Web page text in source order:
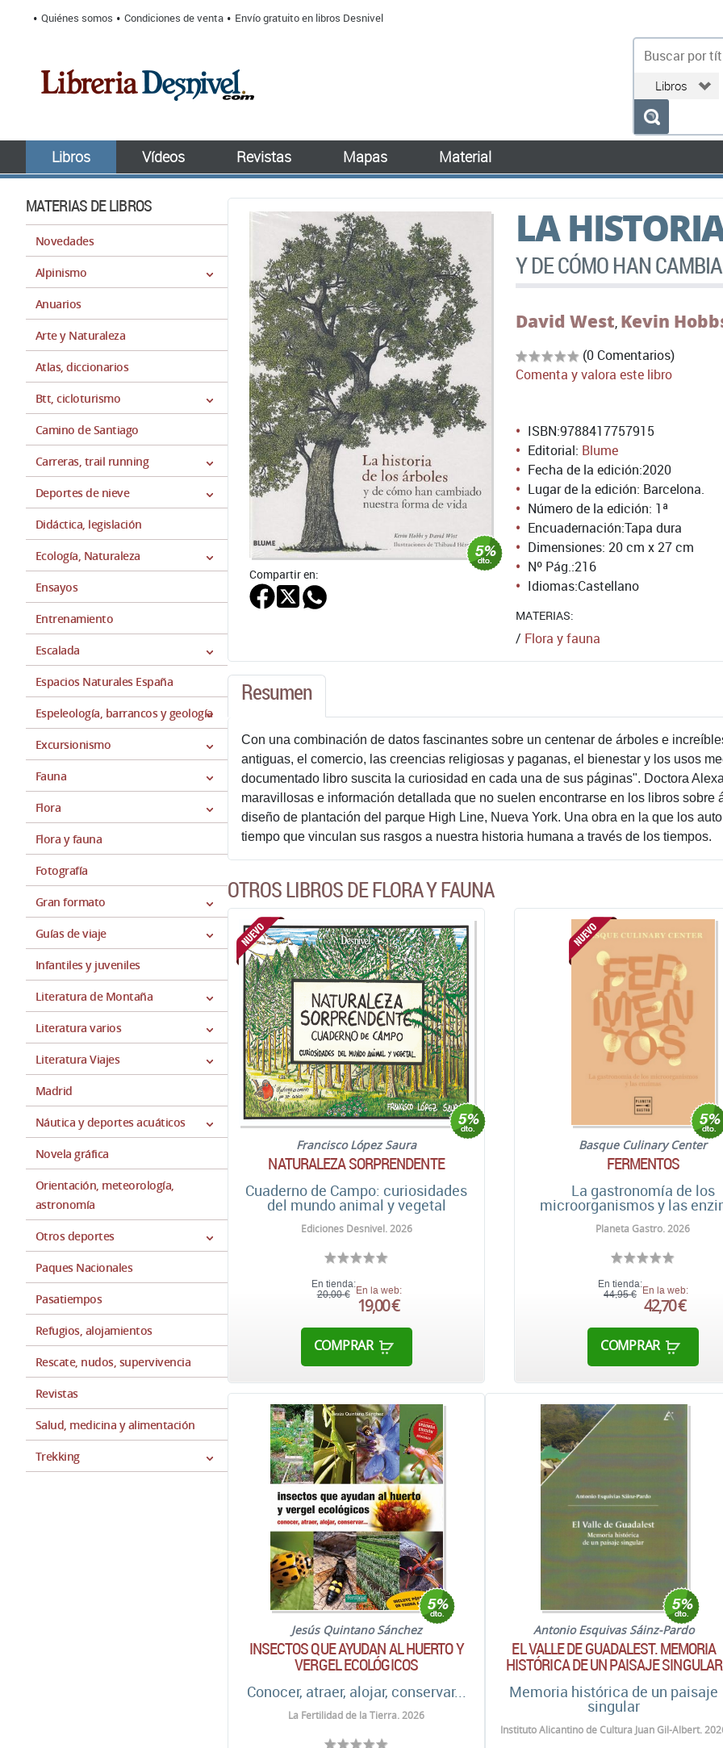
Quiénes somos Condiciones de venta Envío gratuito en libros Desnivel
Libros Vídeos Revistas Mapas Material
MATERIAS DE LIBROS
Novedades
Alpinismo
Anuarios
Arte y Naturaleza
Atlas, diccionarios
Btt, cicloturismo
Camino de Santiago
Carreras, trail running
Deportes de nieve
Didáctica, legislación
Ecología, Naturaleza
Ensayos
Entrenamiento
Escalada
Espacios Naturales España
Espeleología, barrancos y geología
Excursionismo
Fauna
Flora
Flora y fauna
Fotografía
Gran formato
Guías de viaje
Infantiles y juveniles
Literatura de Montaña
Literatura varios
Literatura Viajes
Madrid
Náutica y deportes acuáticos
Novela gráfica
Orientación, meteorología,
astronomía
Otros deportes
Paques Nacionales
Pasatiempos
Refugios, alojamientos
Rescate, nudos, supervivencia
Revistas
Salud, medicina y alimentación
Trekking
LA
Y DE CÓMO HAN
Compartir en:
David West, Kevin
(0 Comentarios)
Comenta y valora este libro
ISBN:9788417757915
Editorial: Blume
Fecha de la edición:2020
Lugar de la edición: Barcelona.
Número de la edición: 1ª
Encuadernación:Tapa dura
Dimensiones: 20 cm x 27 cm
Nº Pág.:216
Idiomas:Castellano
MATERIAS:
/ Flora y fauna
Resumen
Con una combinación de datos fascinantes sobre un centenar de árboles e
antiguas, el comercio, las creencias religiosas y paganas, el bienestar y los usos
documentado libro suscita la curiosidad en cada una de sus páginas". Doctora
maravillosas e información detallada que no suelen encontrarse en los libros
diseño de plantación del parque High Line, Nueva York. Una obra en la que los
tiempo que vinculan sus rasgos a nuestra historia humana a través de los tiempos.
OTROS LIBROS DE FLORA Y FAUNA
Francisco López Saura
NATURALEZA SORPRENDENTE
Cuaderno de Campo: curiosidades
del mundo animal y vegetal
Ediciones Desnivel. 2026
En tienda:
20,00 € En la web:
19,00 €
COMPRAR
Basque Culinary Center
FERMENTOS
La gastronomía de los
microorganismos y las
Planeta Gastro. 2026
En tienda:
44,95 € En la web:
42,70 €
COMPRAR
Jesús Quintano Sánchez
INSECTOS QUE AYUDAN AL HUERTO Y
VERGEL ECOLÓGICOS
Conocer, atraer, alojar, conservar...
La Fertilidad de la Tierra. 2026
Antonio Esquivas Sáinz-Pardo
EL VALLE DE GUADALEST. MEMORIA
HISTÓRICA DE UN PAISAJE SINGULAR
Memoria histórica de un paisaje
singular
Instituto Alicantino de Cultura Juan Gil-Albert.